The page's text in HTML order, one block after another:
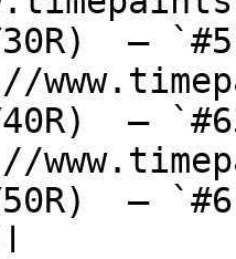
Y30R)  —
Y40R)  —
Y50R)  —